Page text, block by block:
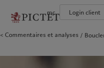
mc Login client
Le groupe Pictet
Particuliers et familles
Wealth management
Latest insights
L’approche de Pictet
Commentaires et analyses